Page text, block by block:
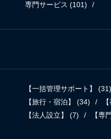
専門サービス (101)
【一括管理サポート】 (31)
【旅行・宿泊】 (34)
【法人設立】 (7) 【専